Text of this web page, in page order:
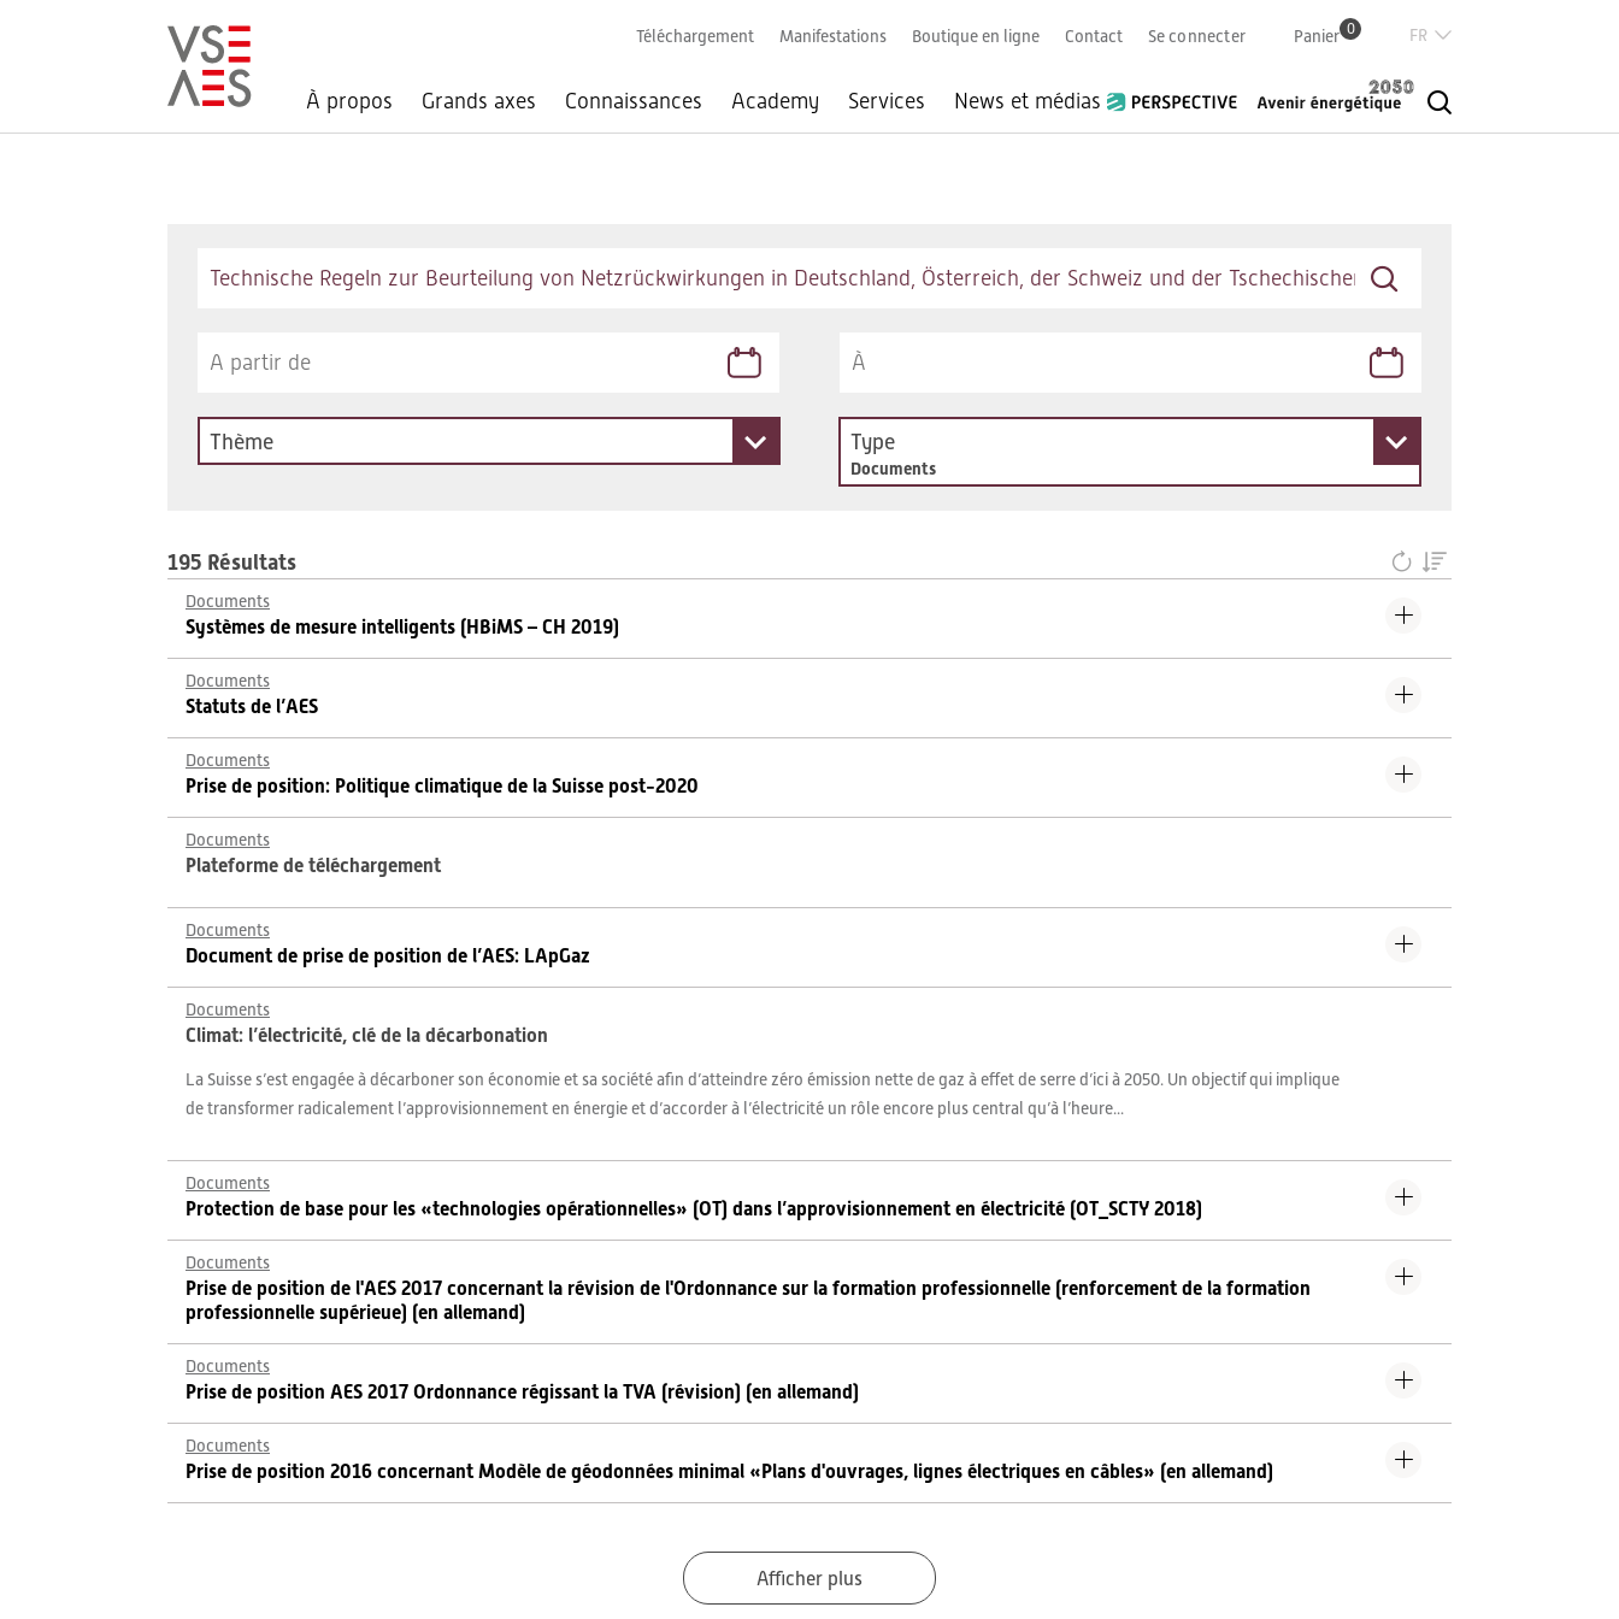
À propos Grands axes Connaissances Academy Services News et médias
Téléchargement Manifestations Boutique en ligne Contact Se connecter Panier 0
English
Thème Type
Documents
195 Résultats
Documents
Systèmes de mesure intelligents (HBiMS – CH 2019)
Documents
Statuts de l’AES
Documents
Prise de position: Politique climatique de la Suisse post-2020
Documents
Plateforme de téléchargement
Documents
Document de prise de position de l’AES: LApGaz
Documents
Climat: l’électricité, clé de la décarbonation
La Suisse s’est engagée à décarboner son économie et sa société afin d’atteindre zéro émission nette de gaz à effet de serre d’ici à 2050. Un objectif qui implique
de transformer radicalement l’approvisionnement en énergie et d’accorder à l’électricité un rôle encore plus central qu’à l’heure...
Documents
Protection de base pour les «technologies opérationnelles» (OT) dans l’approvisionnement en électricité (OT_SCTY 2018)
Documents
Prise de position de l'AES 2017 concernant la révision de l'Ordonnance sur la formation professionnelle (renforcement de la formation
professionnelle supérieue) (en allemand)
Documents
Prise de position AES 2017 Ordonnance régissant la TVA (révision) (en allemand)
Documents
Prise de position 2016 concernant Modèle de géodonnées minimal «Plans d'ouvrages, lignes électriques en câbles» (en allemand)
Afficher plus